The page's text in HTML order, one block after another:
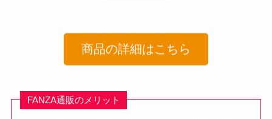
商品の詳細はこちら
FANZA通販のメリット